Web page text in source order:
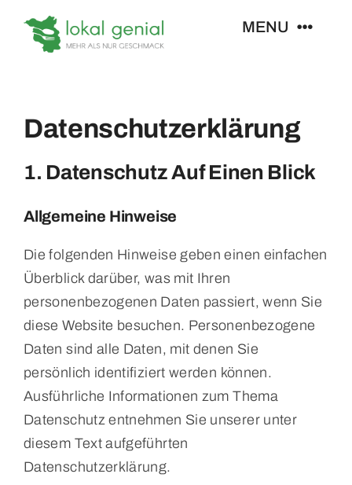
Inhalt
MENU
Veranstaltungen
Datenschutz­erklärung
1. Datenschutz Auf Einen Blick
Allgemeine Hinweise
Die folgenden Hinweise geben einen einfachen
Überblick darüber, was mit Ihren
personenbezogenen Daten passiert, wenn Sie
diese Website besuchen. Personenbezogene
Daten sind alle Daten, mit denen Sie
persönlich identifiziert werden können.
Ausführliche Informationen zum Thema
Datenschutz entnehmen Sie unserer unter
diesem Text aufgeführten
Datenschutzerklärung.